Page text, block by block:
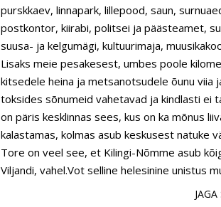
purskkaev, linnapark, lillepood, saun,
postkontor, kiirabi, politsei ja päästeamet,
suusa- ja kelgumägi, kultuurimaja,
Lisaks meie pesakesest, umbes poole
kitsedele heina ja metsanotsudele õunu viia
toksides sõnumeid vahetavad ja kindlasti ei
on päris kesklinnas sees, kus on ka mõnus
kalastamas, kolmas asub keskusest natuke
Tore on veel see, et Kilingi-Nõmme asub
Viljandi, vahel.Vot selline helesinine unistus